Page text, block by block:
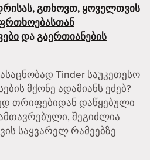
გთხოვთ, ყოველთვის
დაგაერთიანების
Tinder საუკეთესო
მქონე ადამიანს ეძებ?
თრიფებიდან დაწყებული
შეგიძლია
საყვარელ რამეებზე